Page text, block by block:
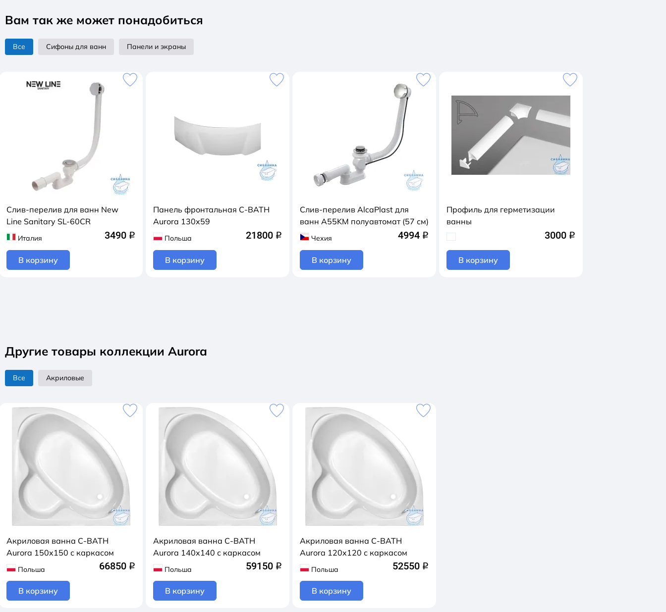
Вам так же может понадобиться
Все Сифоны для ванн Панели и экраны
Слив-перелив для ванн New
Line Sanitary SL-60CR
Италия 3490 q
В корзину
Панель фронтальная C-BATH
Aurora 130x59
Польша 21800 q
В корзину
Слив-перелив AlcaPlast для
ванн A55KM полуавтомат (57 см)
Чехия 4994 q
В корзину
Профиль для герметизации
ванны
3000 q
В корзину
Другие товары коллекции Aurora
Все Акриловые
Акриловая ванна C-BATH
Aurora 150x150 с каркасом
Польша 66850 q
В корзину
Акриловая ванна C-BATH
Aurora 140x140 с каркасом
Польша 59150 q
В корзину
Акриловая ванна C-BATH
Aurora 120x120 с каркасом
Польша 52550 q
В корзину